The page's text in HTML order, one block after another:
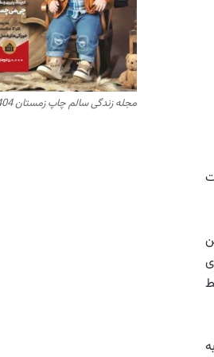
مجله زندگی سالم چاپ زمستان 1404